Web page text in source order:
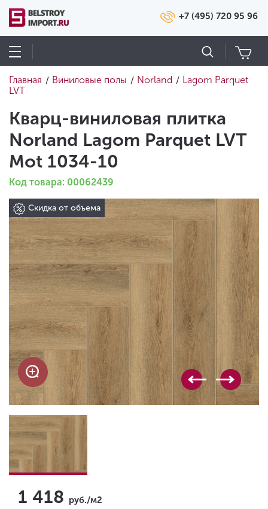
+7 (495) 720 95 96
Главная / Виниловые полы / Norland / Lagom Parquet
LVT
Кварц-виниловая плитка
Norland Lagom Parquet LVT
Mot 1034-10
Код товара: 00062439
Скидка от объема
1 418 руб./м2